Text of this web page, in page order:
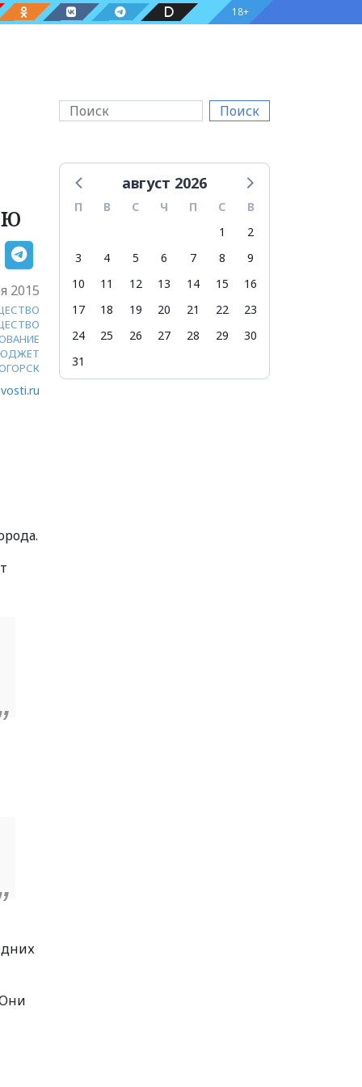
18+
Поиск
2015
август 2026
П В С Ч П С
В
1
2
3
4 5 6 7 8
9
10
11 12 13 14 15
16
17
18 19 20 21 22
23
24
25 26 27 28 29
30
31